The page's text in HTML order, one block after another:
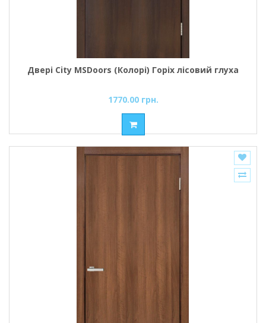
Двері City MSDoors (Колорі) Горіх лісовий глуха
1770.00 грн.